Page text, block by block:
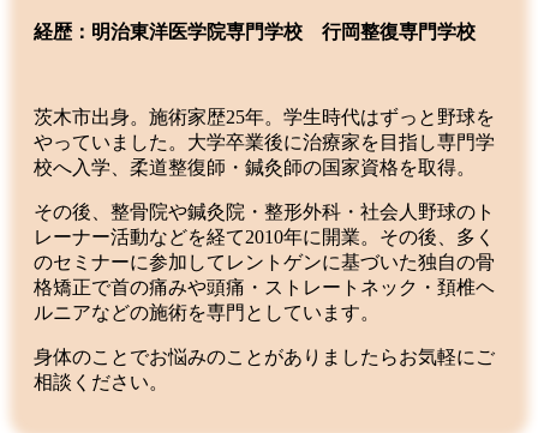
経歴：明治東洋医学院専門学校 行岡整復専門学校
茨木市出身。施術家歴25年。学生時代はずっと野球を
やっていました。大学卒業後に治療家を目指し専門学
校へ入学、柔道整復師・鍼灸師の国家資格を取得。
その後、整骨院や鍼灸院・整形外科・社会人野球のト
レーナー活動などを経て2010年に開業。その後、多く
のセミナーに参加してレントゲンに基づいた独自の骨
格矯正で首の痛みや頭痛・ストレートネック・頚椎ヘ
ルニアなどの施術を専門としています。
身体のことでお悩みのことがありましたらお気軽にご
相談ください。